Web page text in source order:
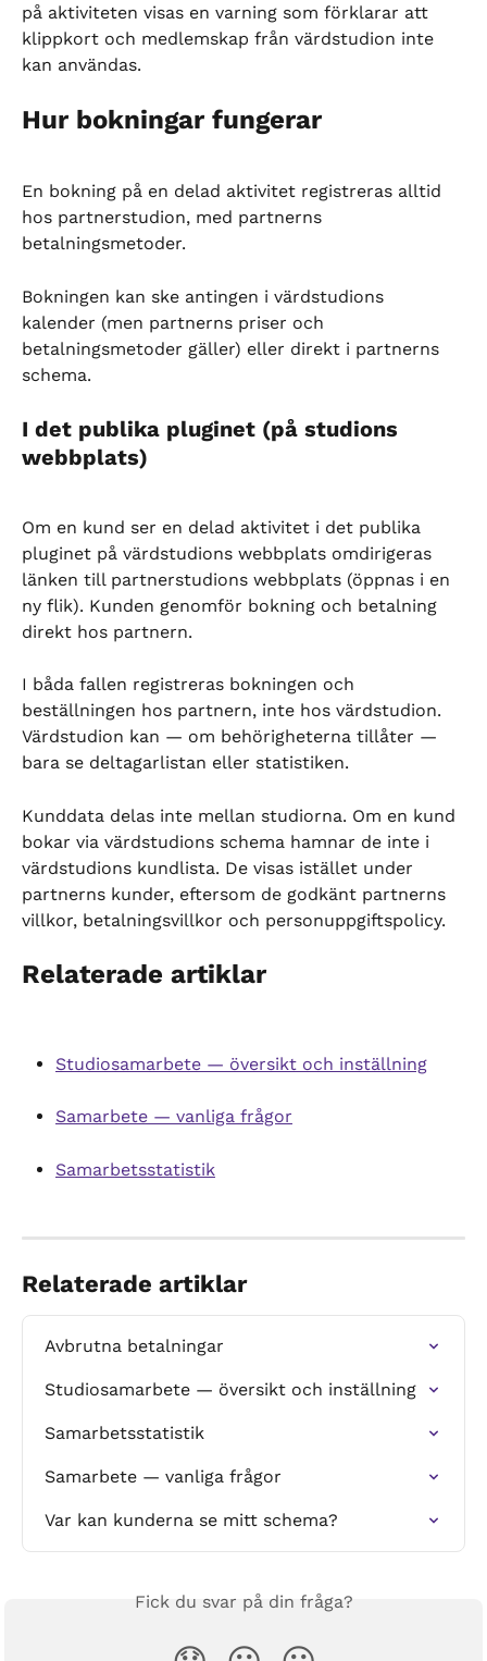
på aktiviteten visas en varning som förklarar att
klippkort och medlemskap från värdstudion inte
kan användas.
Hur bokningar fungerar
En bokning på en delad aktivitet registreras alltid
hos partnerstudion, med partnerns
betalningsmetoder.
Bokningen kan ske antingen i värdstudions
kalender (men partnerns priser och
betalningsmetoder gäller) eller direkt i partnerns
schema.
I det publika pluginet (på studions
webbplats)
Om en kund ser en delad aktivitet i det publika
pluginet på värdstudions webbplats omdirigeras
länken till partnerstudions webbplats (öppnas i en
ny flik). Kunden genomför bokning och betalning
direkt hos partnern.
I båda fallen registreras bokningen och
beställningen hos partnern, inte hos värdstudion.
Värdstudion kan — om behörigheterna tillåter —
bara se deltagarlistan eller statistiken.
Kunddata delas inte mellan studiorna. Om en kund
bokar via värdstudions schema hamnar de inte i
värdstudions kundlista. De visas istället under
partnerns kunder, eftersom de godkänt partnerns
villkor, betalningsvillkor och personuppgiftspolicy.
Relaterade artiklar
Studiosamarbete — översikt och inställning
Samarbete — vanliga frågor
Samarbetsstatistik
Relaterade artiklar
Avbrutna betalningar
Studiosamarbete — översikt och inställning
Samarbetsstatistik
Samarbete — vanliga frågor
Var kan kunderna se mitt schema?
Fick du svar på din fråga?